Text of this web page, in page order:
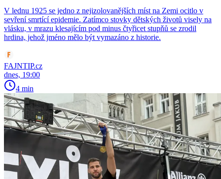
V lednu 1925 se jedno z nejizolovanějších míst na Zemi ocitlo v
sevření smrtící epidemie. Zatímco stovky dětských životů visely na
vlásku, v mrazu klesajícím pod minus čtyřicet stupňů se zrodil
hrdina, jehož jméno mělo být vymazáno z historie.
FAJNTIP.cz
dnes, 19:00
4 min